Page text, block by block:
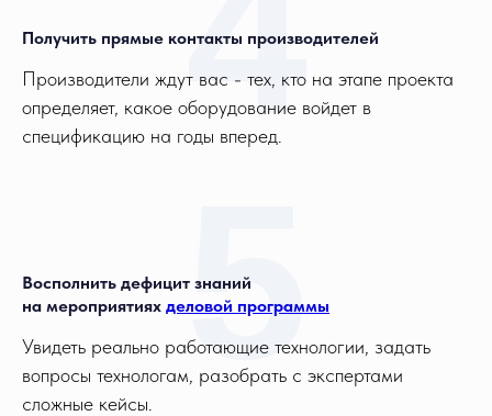
Получить прямые контакты производителей
Производители ждут вас - тех, кто на этапе проекта
определяет, какое оборудование войдет в
спецификацию на годы вперед.
Восполнить дефицит знаний
на мероприятиях деловой программы
Увидеть реально работающие технологии, задать
вопросы технологам, разобрать с экспертами
сложные кейсы.
5